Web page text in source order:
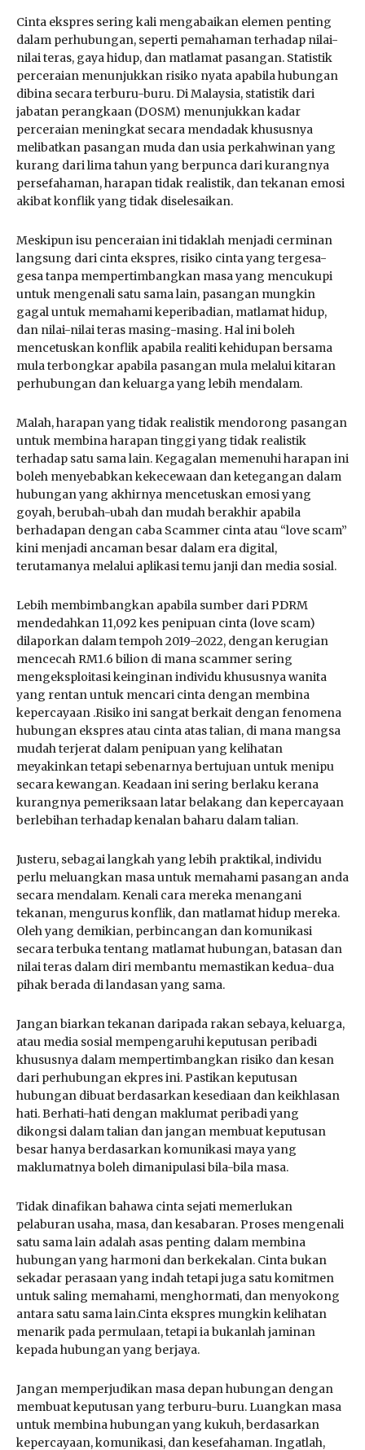
Cinta ekspres sering kali mengabaikan elemen penting
dalam perhubungan, seperti pemahaman terhadap nilai-
nilai teras, gaya hidup, dan matlamat pasangan. Statistik
perceraian menunjukkan risiko nyata apabila hubungan
dibina secara terburu-buru. Di Malaysia, statistik dari
jabatan perangkaan (DOSM) menunjukkan kadar
perceraian meningkat secara mendadak khususnya
melibatkan pasangan muda dan usia perkahwinan yang
kurang dari lima tahun yang berpunca dari kurangnya
persefahaman, harapan tidak realistik, dan tekanan emosi
akibat konflik yang tidak diselesaikan.
Meskipun isu penceraian ini tidaklah menjadi cerminan
langsung dari cinta ekspres, risiko cinta yang tergesa-
gesa tanpa mempertimbangkan masa yang mencukupi
untuk mengenali satu sama lain, pasangan mungkin
gagal untuk memahami keperibadian, matlamat hidup,
dan nilai-nilai teras masing-masing. Hal ini boleh
mencetuskan konflik apabila realiti kehidupan bersama
mula terbongkar apabila pasangan mula melalui kitaran
perhubungan dan keluarga yang lebih mendalam.
Malah, harapan yang tidak realistik mendorong pasangan
untuk membina harapan tinggi yang tidak realistik
terhadap satu sama lain. Kegagalan memenuhi harapan ini
boleh menyebabkan kekecewaan dan ketegangan dalam
hubungan yang akhirnya mencetuskan emosi yang
goyah, berubah-ubah dan mudah berakhir apabila
berhadapan dengan caba Scammer cinta atau “love scam”
kini menjadi ancaman besar dalam era digital,
terutamanya melalui aplikasi temu janji dan media sosial.
Lebih membimbangkan apabila sumber dari PDRM
mendedahkan 11,092 kes penipuan cinta (love scam)
dilaporkan dalam tempoh 2019–2022, dengan kerugian
mencecah RM1.6 bilion di mana scammer sering
mengeksploitasi keinginan individu khususnya wanita
yang rentan untuk mencari cinta dengan membina
kepercayaan .Risiko ini sangat berkait dengan fenomena
hubungan ekspres atau cinta atas talian, di mana mangsa
mudah terjerat dalam penipuan yang kelihatan
meyakinkan tetapi sebenarnya bertujuan untuk menipu
secara kewangan. Keadaan ini sering berlaku kerana
kurangnya pemeriksaan latar belakang dan kepercayaan
berlebihan terhadap kenalan baharu dalam talian.
Justeru, sebagai langkah yang lebih praktikal, individu
perlu meluangkan masa untuk memahami pasangan anda
secara mendalam. Kenali cara mereka menangani
tekanan, mengurus konflik, dan matlamat hidup mereka.
Oleh yang demikian, perbincangan dan komunikasi
secara terbuka tentang matlamat hubungan, batasan dan
nilai teras dalam diri membantu memastikan kedua-dua
pihak berada di landasan yang sama.
Jangan biarkan tekanan daripada rakan sebaya, keluarga,
atau media sosial mempengaruhi keputusan peribadi
khususnya dalam mempertimbangkan risiko dan kesan
dari perhubungan ekpres ini. Pastikan keputusan
hubungan dibuat berdasarkan kesediaan dan keikhlasan
hati. Berhati-hati dengan maklumat peribadi yang
dikongsi dalam talian dan jangan membuat keputusan
besar hanya berdasarkan komunikasi maya yang
maklumatnya boleh dimanipulasi bila-bila masa.
Tidak dinafikan bahawa cinta sejati memerlukan
pelaburan usaha, masa, dan kesabaran. Proses mengenali
satu sama lain adalah asas penting dalam membina
hubungan yang harmoni dan berkekalan. Cinta bukan
sekadar perasaan yang indah tetapi juga satu komitmen
untuk saling memahami, menghormati, dan menyokong
antara satu sama lain.Cinta ekspres mungkin kelihatan
menarik pada permulaan, tetapi ia bukanlah jaminan
kepada hubungan yang berjaya.
Jangan memperjudikan masa depan hubungan dengan
membuat keputusan yang terburu-buru. Luangkan masa
untuk membina hubungan yang kukuh, berdasarkan
kepercayaan, komunikasi, dan kesefahaman. Ingatlah,